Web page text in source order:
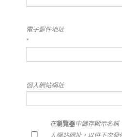
電子郵件地址
*
個人網站網址
在瀏覽器中儲存顯示名稱
人網站網址，以供下次發